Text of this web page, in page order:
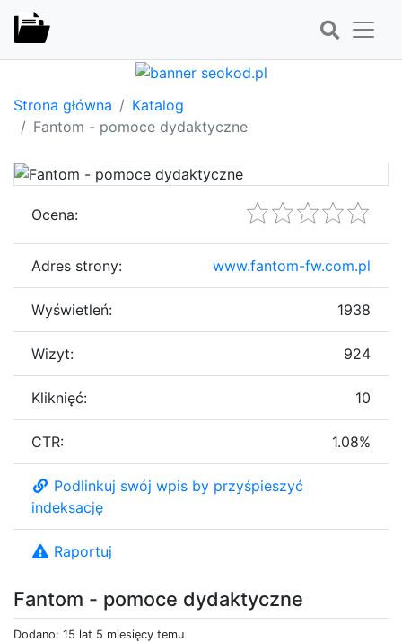
Strona główna
Katalog
Fantom - pomoce dydaktyczne
Fantom - pomoce dydaktyczne
Dodano: 15 lat 5 miesięcy temu
Ocena:
Adres strony: www.fantom-fw.com.pl
Wyświetleń: 1938
Wizyt: 924
Kliknięć: 10
CTR: 1.08%
Podlinkuj swój wpis by przyśpieszyć
indeksację
Raportuj